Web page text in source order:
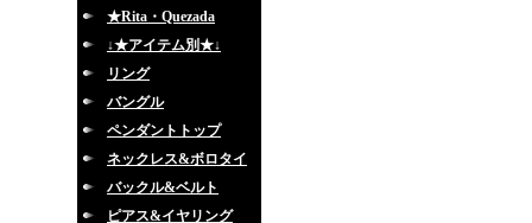
★Rita・Quezada
↓★アイテム別★↓
リング
バングル
ペンダントトップ
ネックレス&ボロタイ
バックル&ベルト
ピアス&イヤリング